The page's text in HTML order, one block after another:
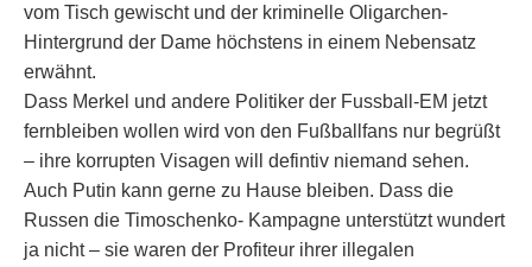
vom Tisch gewischt und der kriminelle Oligarchen-
Hintergrund der Dame höchstens in einem Nebensatz
erwähnt.
Dass Merkel und andere Politiker der Fussball-EM jetzt
fernbleiben wollen wird von den Fußballfans nur begrüßt
– ihre korrupten Visagen will defintiv niemand sehen.
Auch Putin kann gerne zu Hause bleiben. Dass die
Russen die Timoschenko- Kampagne unterstützt wundert
ja nicht – sie waren der Profiteur ihrer illegalen